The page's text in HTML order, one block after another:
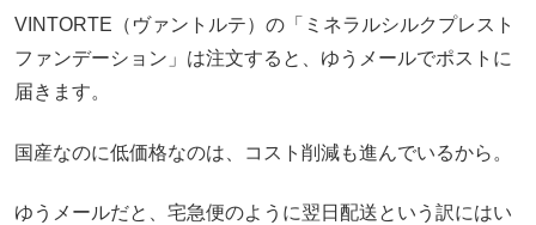
VINTORTE（ヴァントルテ）の「ミネラルシルクプレスト
ファンデーション」は注文すると、ゆうメールでポストに
届きます。
国産なのに低価格なのは、コスト削減も進んでいるから。
ゆうメールだと、宅急便のように翌日配送という訳にはい